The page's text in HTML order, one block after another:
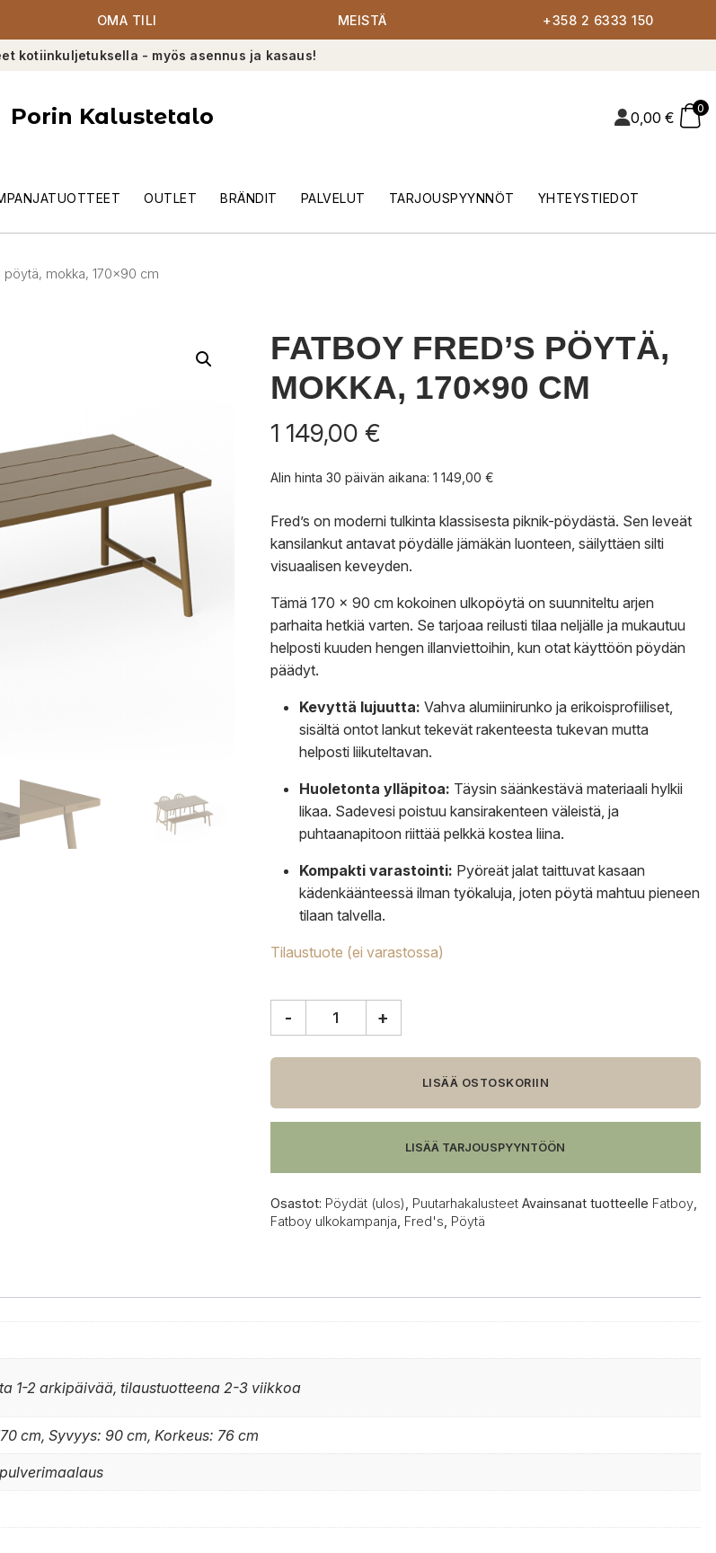
OMA TILI MEISTÄ +358 2 6333 150
kotiinkuljetuksella - myös asennus ja kasaus!
Porin Kalustetalo 0,00 €
0
OUTLET BRÄNDIT PALVELUT TARJOUSPYYNNÖT YHTEYSTIEDOT
pöytä, mokka, 170×90 cm
FATBOY FRED’S PÖYTÄ,
MOKKA, 170×90 CM
1 149,00 €
Alin hinta 30 päivän aikana: 1 149,00 €
Fred’s on moderni tulkinta klassisesta piknik-pöydästä. Sen leveät
kansilankut antavat pöydälle jämäkän luonteen, säilyttäen silti
visuaalisen keveyden.
Tämä 170 x 90 cm kokoinen ulkopöytä on suunniteltu arjen
parhaita hetkiä varten. Se tarjoaa reilusti tilaa neljälle ja mukautuu
helposti kuuden hengen illanviettoihin, kun otat käyttöön pöydän
päädyt.
Kevyttä lujuutta: Vahva alumiinirunko ja erikoisprofiiliset,
sisältä ontot lankut tekevät rakenteesta tukevan mutta
helposti liikuteltavan.
Huoletonta ylläpitoa: Täysin säänkestävä materiaali hylkii
likaa. Sadevesi poistuu kansirakenteen väleistä, ja
puhtaanapitoon riittää pelkkä kostea liina.
Kompakti varastointi: Pyöreät jalat taittuvat kasaan
kädenkäänteessä ilman työkaluja, joten pöytä mahtuu pieneen
tilaan talvella.
Tilaustuote (ei varastossa)
pöytä,
170x90
cm
- +
LISÄÄ OSTOSKORIIN
LISÄÄ TARJOUSPYYNTÖÖN
Osastot: Pöydät (ulos) Puutarhakalusteet Avainsanat tuotteelle Fatboy,
Fatboy ulkokampanja Fred's Pöytä
1-2 arkipäivää, tilaustuotteena 2-3 viikkoa
cm, Syvyys: 90 cm, Korkeus: 76 cm